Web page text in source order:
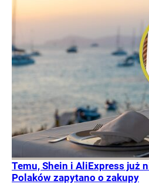
Temu, Shein i AliExpress już
Polaków zapytano o zakupy